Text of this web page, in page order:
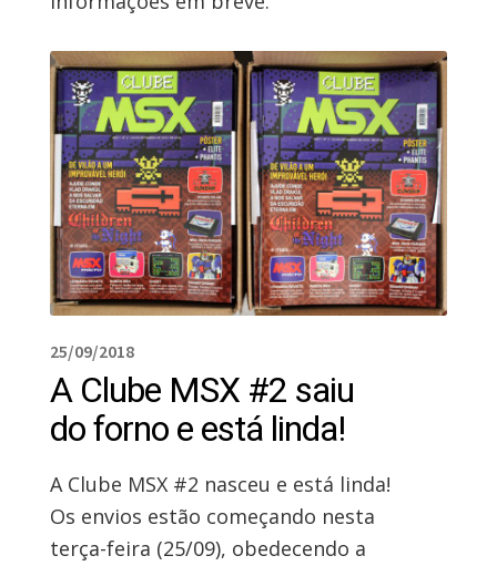
25/09/2018
A Clube MSX #2 saiu
do forno e está linda!
A Clube MSX #2 nasceu e está linda!
Os envios estão começando nesta
terça-feira (25/09), obedecendo a